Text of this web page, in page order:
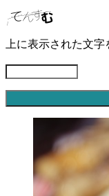
上に表示された文字